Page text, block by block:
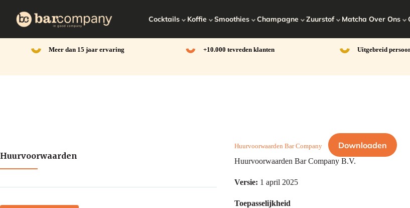
Cocktails Koffie Smoothies Champagne Zuurstof Matcha Over Ons
Meer dan 15 jaar ervaring +10.000 tevreden klanten Uitgebreid
Huurvoorwaarden
Huurvoorwaarden Bar Company Downloaden
Huurvoorwaarden Bar Company B.V.
Versie: 1 april 2025
Toepasselijkheid